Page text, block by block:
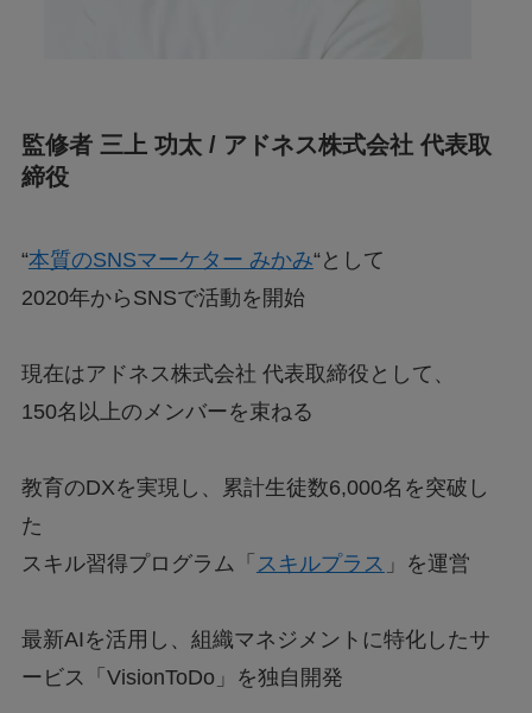
監修者 三上 功太 / アドネス株式会社 代表取
締役
“本質のSNSマーケター みかみ“として
2020年からSNSで活動を開始
現在はアドネス株式会社 代表取締役として、
150名以上のメンバーを束ねる
教育のDXを実現し、累計生徒数6,000名を突破し
た
スキル習得プログラム「 スキルプラス 」を運営
最新AIを活用し、組織マネジメントに特化したサ
ービス「VisionToDo」を独自開発